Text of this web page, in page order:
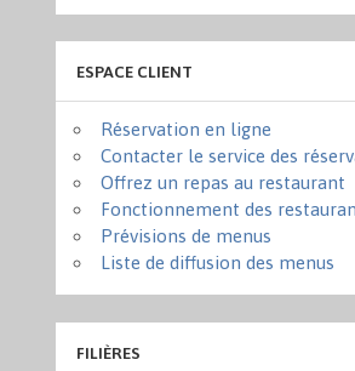
ESPACE CLIENT
Réservation en ligne
Contacter le service des
Offrez un repas au restaurant
Fonctionnement des
Prévisions de menus
Liste de diffusion des menus
FILIÈRES